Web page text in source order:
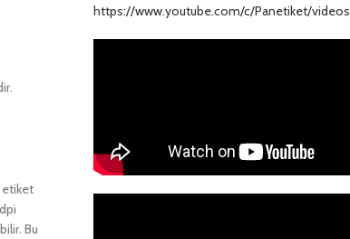
etiket
Bu
https://www.youtube.com/c/Panetiket/videos